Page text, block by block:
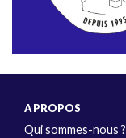
A PROPOS
Qui sommes-nous ?